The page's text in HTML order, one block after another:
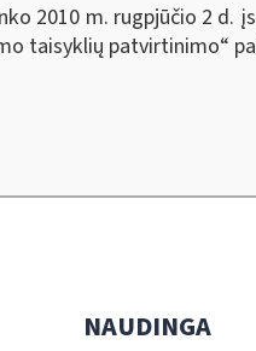
2010 m. rugpjūčio 2 d.
taisyklių patvirtinimo“
NAUDINGA